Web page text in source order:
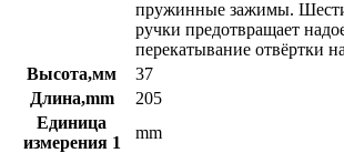
пружинные зажимы.
ручки предотвращает
перекатывание отвёртки
Высота,мм
37
Длина,mm
205
Единица
измерения 1
mm